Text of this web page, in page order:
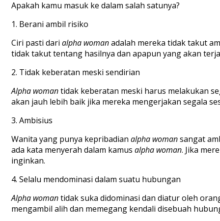
Apakah kamu masuk ke dalam salah satunya?
1. Berani ambil risiko
Ciri pasti dari alpha womanadalah mereka tidak takut
tidak takuttentang hasilnya dan apapun yang akan
2. Tidak keberatan meski sendirian
Alpha womantidak keberatan meski harus melakukan
akan jauh lebih baik jika mereka mengerjakan segala
3. Ambisius
Wanita yang punya kepribadian alpha womansangat
ada kata menyerah dalam kamus alpha woman. Jika
inginkan.
4. Selalu mendominasi dalam suatu hubungan
Alpha womantidak suka didominasi dan diatur oleh
mengambil alih dan memegang kendali disebuah